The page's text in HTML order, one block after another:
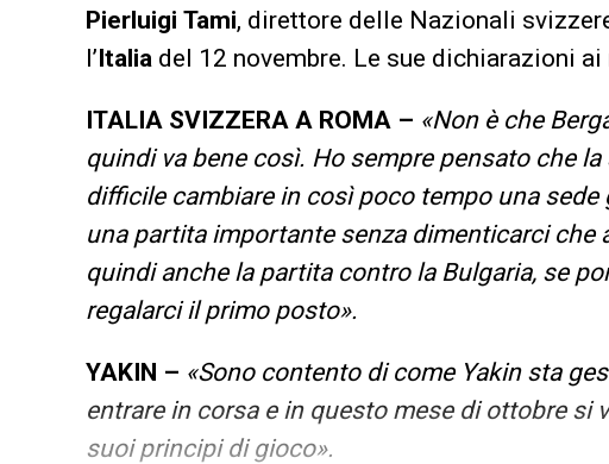
Pierluigi Tami, direttore delle Nazionali
l’Italia del 12 novembre. Le sue dichiarazioni
ITALIA SVIZZERA A ROMA – «Non è che
quindi va bene così. Ho sempre pensato che
difficile cambiare in così poco tempo una
una partita importante senza dimenticarci che
quindi anche la partita contro la Bulgaria, se
regalarci il primo posto».
YAKIN – «Sono contento di come Yakin sta
entrare in corsa e in questo mese di ottobre si
suoi principi di gioco».